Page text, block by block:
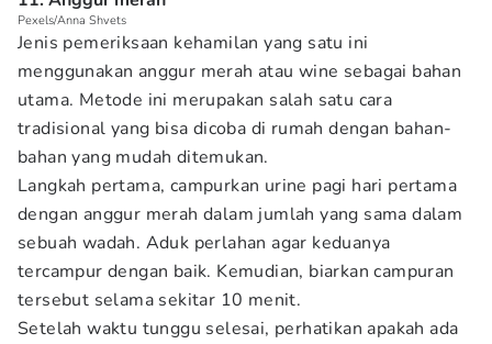
Pexels/Anna Shvets
Jenis pemeriksaan kehamilan yang satu ini
menggunakan anggur merah atau wine sebagai bahan
utama. Metode ini merupakan salah satu cara
tradisional yang bisa dicoba di rumah dengan bahan-
bahan yang mudah ditemukan.
Langkah pertama, campurkan urine pagi hari pertama
dengan anggur merah dalam jumlah yang sama dalam
sebuah wadah. Aduk perlahan agar keduanya
tercampur dengan baik. Kemudian, biarkan campuran
tersebut selama sekitar 10 menit.
Setelah waktu tunggu selesai, perhatikan apakah ada